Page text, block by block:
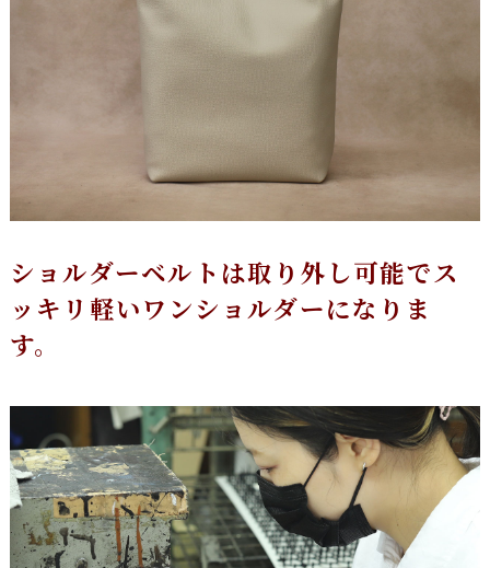
ショルダーベルトは取り外し可能でス
ッキリ軽いワンショルダーになりま
す。